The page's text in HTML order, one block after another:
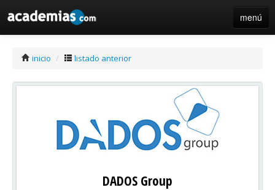
menú
inicio / listado anterior
DADOS Group